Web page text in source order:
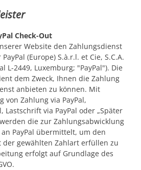
Check-Out
Website den Zahlungsdienst
(Europe) S.à.r.l. et Cie, S.C.A.
L-2449, Luxemburg; "PayPal"). Die
dem Zweck, Ihnen die Zahlung
anbieten zu können. Mit
von Zahlung via PayPal,
Lastschrift via PayPal oder „Später
werden die zur Zahlungsabwicklung
PayPal übermittelt, um den
gewählten Zahlart erfüllen zu
erfolgt auf Grundlage des